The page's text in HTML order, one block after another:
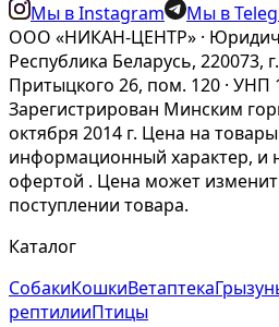
Мы в Instagram
Мы в
ООО «НИКАН-ЦЕНТР» ·
Республика Беларусь, 220073,
Притыцкого 26, пом. 120 · УНП
Зарегистрирован Минским
октября 2014 г. Цена на
информационный характер, и
офертой . Цена может
поступлении товара.
Каталог
СобакиКошкиВетаптека
рептилииПтицы